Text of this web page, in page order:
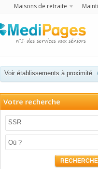
Maisons de retraite
Voir établissements à proximité
Votre recherche
SSR